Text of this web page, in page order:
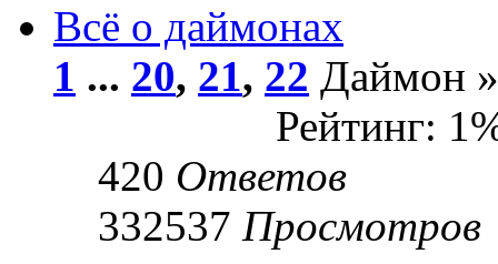
Всё о даймонах
1 ... 20, 21, 22 Даймон
Рейтинг:
420 Ответов
332537 Просмотров